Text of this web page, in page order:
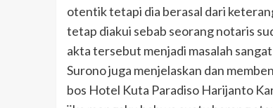
otentik tetapi dia berasal dari
tetap diakui sebab seorang notaris
akta tersebut menjadi masalah
Surono juga menjelaskan dan
bos Hotel Kuta Paradiso Harijanto